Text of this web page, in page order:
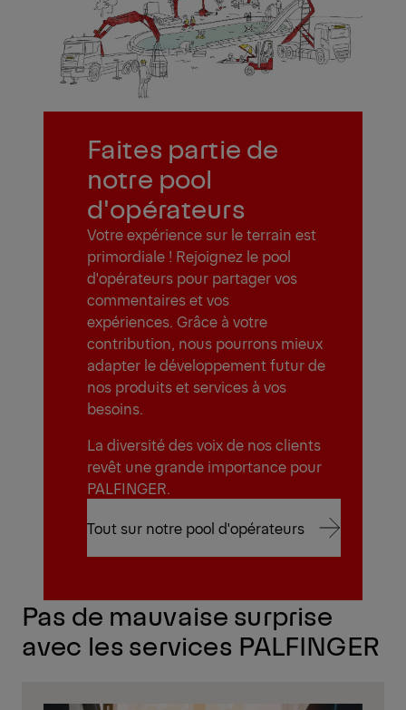
Faites partie de
notre pool
d'opérateurs
Votre expérience sur le terrain est
primordiale ! Rejoignez le pool
d'opérateurs pour partager vos
commentaires et vos
expériences. Grâce à votre
contribution, nous pourrons mieux
adapter le développement futur de
nos produits et services à vos
besoins.
La diversité des voix de nos clients
revêt une grande importance pour
PALFINGER.
Tout sur notre pool d'opérateurs
Pas de mauvaise surprise
avec les services PALFINGER